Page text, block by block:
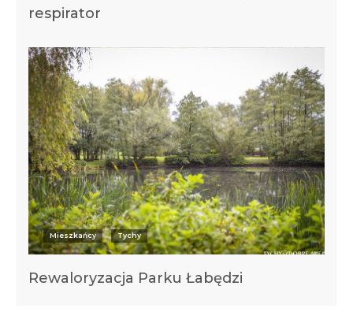
respirator
Mieszkańcy Tychy
Rewaloryzacja Parku Łabędzi